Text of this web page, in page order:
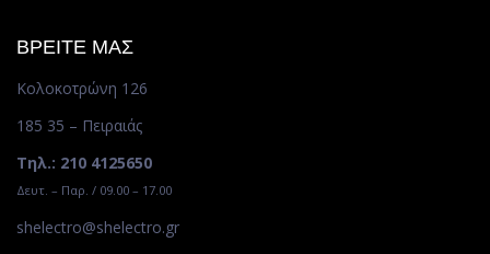
ΒΡΕΙΤΕ ΜΑΣ
Κολοκοτρώνη 126
185 35 – Πειραιάς
Τηλ.: 210 4125650
Δευτ. – Παρ. / 09.00 – 17.00
shelectro@shelectro.gr